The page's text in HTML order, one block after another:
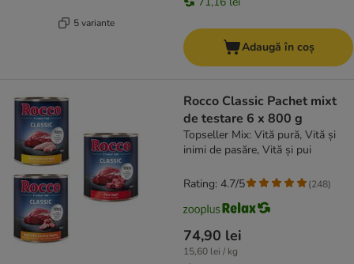
5 variante
Adaugă în coș
Rocco Classic Pachet mixt
de testare 6 x 800 g
Topseller Mix: Vită pură, Vită și
inimi de pasăre, Vită și pui
74,90 lei
15,60 lei / kg
Rating: 4.7/5 (248)